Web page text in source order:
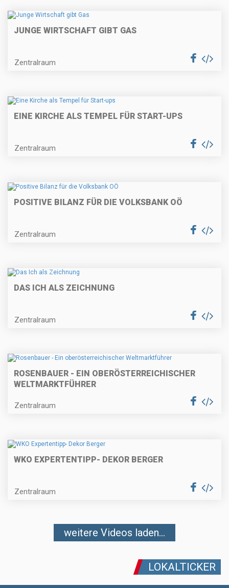
JUNGE WIRTSCHAFT GIBT GAS
Zentralraum
EINE KIRCHE ALS TEMPEL FÜR START-UPS
Zentralraum
POSITIVE BILANZ FÜR DIE VOLKSBANK OÖ
Zentralraum
DAS ICH ALS ZEICHNUNG
Zentralraum
ROSENBAUER - EIN OBERÖSTERREICHISCHER
WELTMARKTFÜHRER
Zentralraum
WKO EXPERTENTIPP- DEKOR BERGER
Zentralraum
weitere Videos laden...
LOKALTICKER